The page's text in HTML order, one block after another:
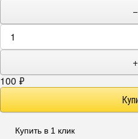
−
+
100 ₽
Купить в 1 клик